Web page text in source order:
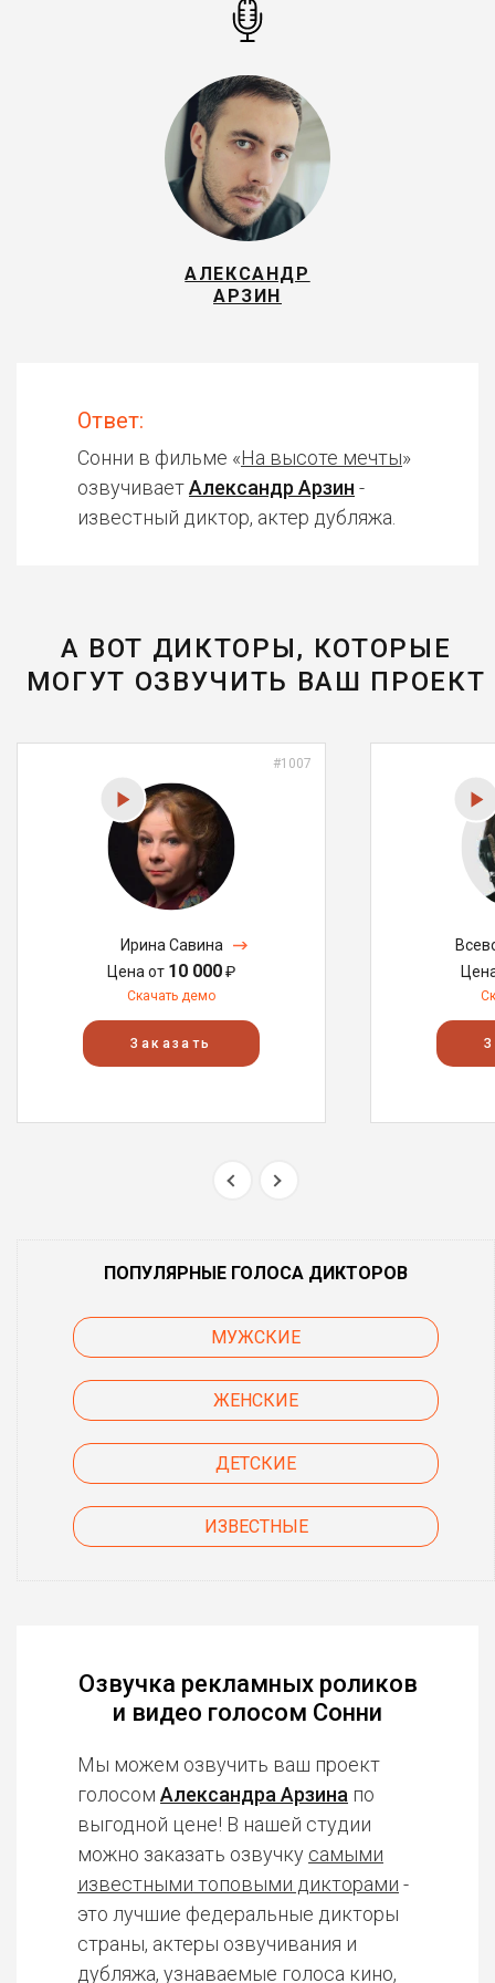
АЛЕКСАНДР
АРЗИН
Ответ:
Сонни в фильме «На высоте мечты»
озвучиваетАлександр Арзин -
известный диктор, актер дубляжа.
А ВОТ ДИКТОРЫ, КОТОРЫЕ
МОГУТ ОЗВУЧИТЬ ВАШ ПРОЕКТ
#1007
Ирина Савина
Цена от 10 000₽
Скачать демо
Заказать
ПОПУЛЯРНЫЕ ГОЛОСА ДИКТОРОВ
МУЖСКИЕ
ЖЕНСКИЕ
ДЕТСКИЕ
ИЗВЕСТНЫЕ
Озвучка рекламных роликов
и видео голосом Сонни
Мы можем озвучить ваш проект
голосом Александра Арзина по
выгодной цене! В нашей студии
можно заказать озвучку самыми
известными топовыми дикторами -
это лучшие федеральные дикторы
страны, актеры озвучивания и
дубляжа, узнаваемые голоса кино,